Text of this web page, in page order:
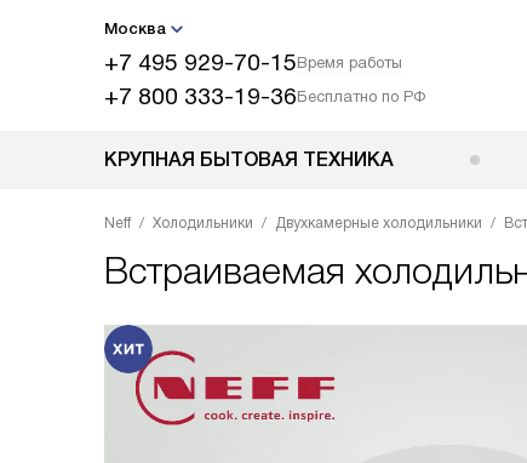
Москва
+7 495 929-70-15Время работы
+7 800 333-19-36Бесплатно по РФ
КРУПНАЯ БЫТОВАЯ ТЕХНИКА
Neff Холодильники Двухкамерные холодильники
Встраиваемая